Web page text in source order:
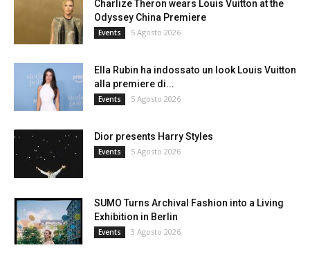
Charlize Theron wears Louis Vuitton at the
Odyssey China Premiere
Events 5 Agosto 2026
Ella Rubin ha indossato un look Louis Vuitton
alla premiere di...
Events 5 Agosto 2026
Dior presents Harry Styles
Events 5 Agosto 2026
SUMO Turns Archival Fashion into a Living
Exhibition in Berlin
Events 3 Agosto 2026